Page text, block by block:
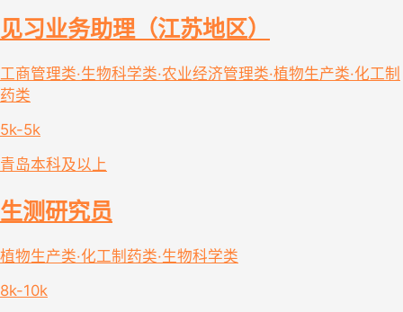
见习业务助理（江苏地区）
工商管理类·生物科学类·农业经济管理类·植物生产类·化工制
药类
5k-5k
青岛本科及以上
生测研究员
植物生产类·化工制药类·生物科学类
8k-10k